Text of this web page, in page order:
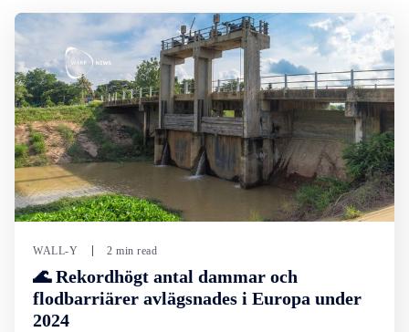
WALL-Y 2 min read
🌊 Rekordhögt antal dammar och
flodbarriärer avlägsnades i Europa under
2024